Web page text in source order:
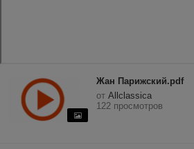
Жан Парижский.pdf
от Allclassica
122 просмотров